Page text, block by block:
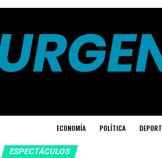
ECONOMÍA POLÍTICA
ESPECTÁCULOS